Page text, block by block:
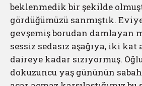
beklenmedik bir şekilde
gördüğümüzü sanmıştık.
gevşemiş borudan damlayan
sessiz sedasız aşağıya, iki kat
daireye kadar sızıyormuş.
dokuzuncu yaş gününün